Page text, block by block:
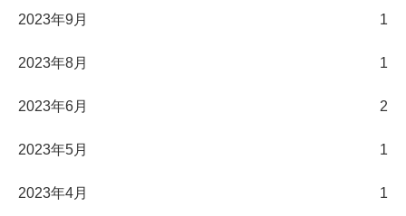
2023年9月 1
2023年8月 1
2023年6月 2
2023年5月 1
2023年4月 1